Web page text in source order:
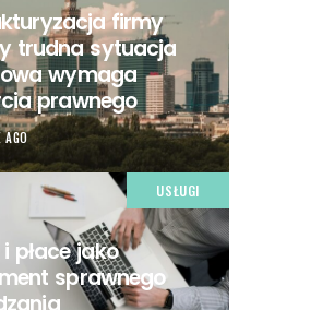
firmy
trudna sytuacja
wymaga
prawnego
AGO
USŁUGI
płace jako
sprawnego